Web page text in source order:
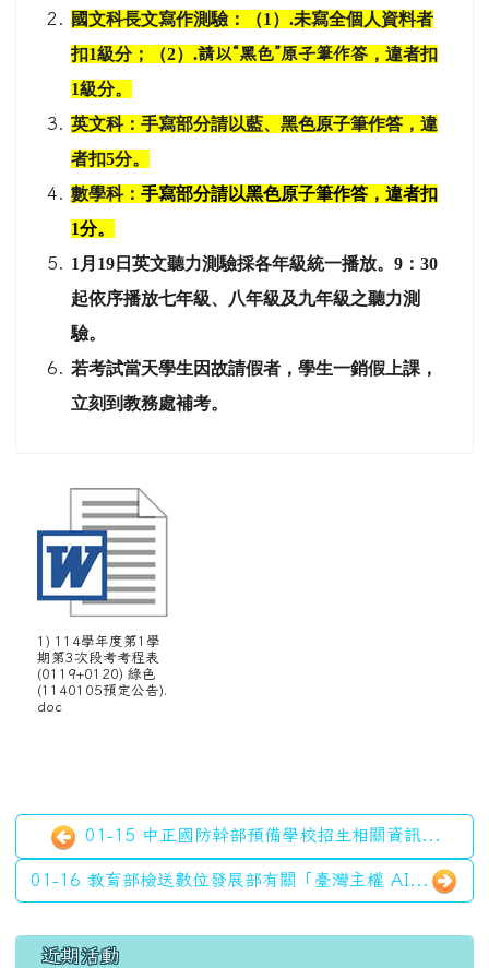
國文科長文寫作測驗：（1）.未寫全個人資料者
扣1級分；（2）.請以“黑色”原子筆作答 ，違者扣
1級分。
英文科：手寫部分請以藍、黑色原子筆作答，違
者扣5分。
數學科： 手寫部分請以黑色原子筆作答，違者扣
1分。
1 月19日英文聽力測驗採各年級統一播放。9：30
起依序播放七年級、八年級及九年級之聽力測
驗。
若考試當天學生因故請假者，學生一銷假上課，
立刻到教務處補考。
1) 114學年度第1學
期第3次段考考程表
(0119+0120) 綠色
(1140105預定公告).
doc
01-15 中正國防幹部預備學校招生相關資訊...
01-16 教育部檢送數位發展部有關「臺灣主權 AI...
左邊區域內容
近期活動